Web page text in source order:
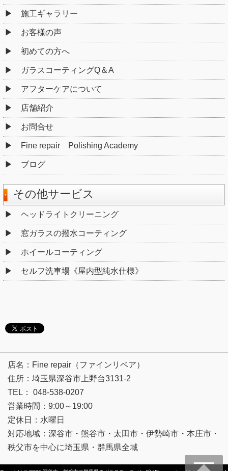
施工ギャラリー
お客様の声
初めての方へ
ガラスコーティングQ＆A
アフターケアについて
店舗紹介
お問合せ
Fine repair Polishing Academy
ブログ
その他サービス
ヘッドライトクリーニング
窓ガラスの撥水コーティング
ホイールコーティング
セルフ洗車場《屋内型純水仕様》
店名：Fine repair（ファインリペア）
住所：埼玉県深谷市上野台3131-2
TEL： 048-538-0207
営業時間：9:00～19:00
定休日：水曜日
対応地域：深谷市・熊谷市・太田市・伊勢崎市・本庄市・
秩父市を中心に埼玉県・群馬県全域